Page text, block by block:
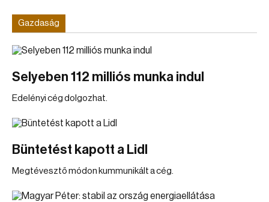
Gazdaság
Selyeben 112 milliós munka indul
Edelényi cég dolgozhat.
Büntetést kapott a Lidl
Megtévesztő módon kummunikált a cég.